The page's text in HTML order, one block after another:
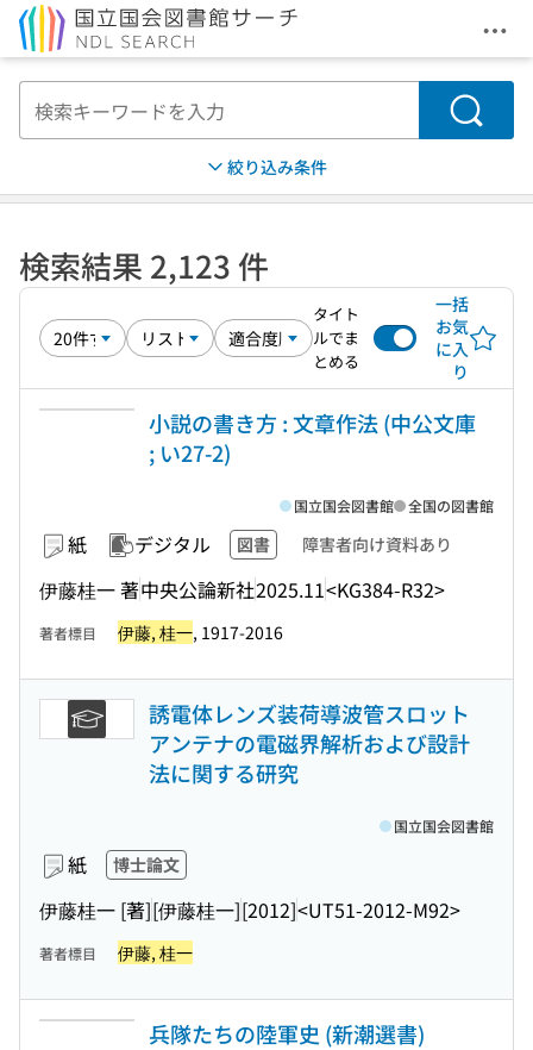
メ
検索
絞り込み条件
検索結果 2,123 件
タイト
ルでま
とめる
一括
お気
に入
り
小説の書き方 : 文章作法 (中公文庫
; い27-2)
紙 デジタル 図書 障害者向け資料あり
伊藤桂一 著中央公論新社2025.11<KG384-R32>
国立国会図書館 全国の図書館
著者標目 伊藤, 桂一, 1917-2016
誘電体レンズ装荷導波管スロット
アンテナの電磁界解析および設計
法に関する研究
紙 博士論文
伊藤桂一 [著][伊藤桂一][2012]<UT51-2012-M92>
国立国会図書館
著者標目 伊藤, 桂一
兵隊たちの陸軍史 (新潮選書)